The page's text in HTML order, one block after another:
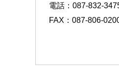
電話：087-832-
FAX：087-806-